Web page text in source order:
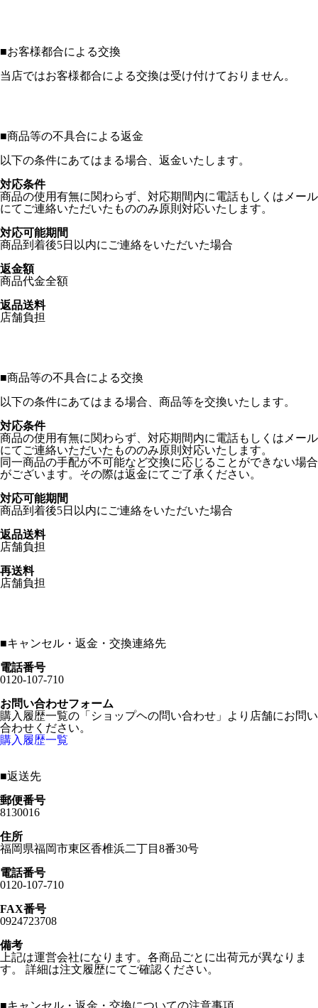
■お客様都合による交換
当店ではお客様都合による交換は受け付けておりません。
■商品等の不具合による返金
以下の条件にあてはまる場合、返金いたします。
対応条件
商品の使用有無に関わらず、対応期間内に電話もしくはメール
にてご連絡いただいたもののみ原則対応いたします。
対応可能期間
商品到着後5日以内にご連絡をいただいた場合
返金額
商品代金全額
返品送料
店舗負担
■商品等の不具合による交換
以下の条件にあてはまる場合、商品等を交換いたします。
対応条件
商品の使用有無に関わらず、対応期間内に電話もしくはメール
にてご連絡いただいたもののみ原則対応いたします。
同一商品の手配が不可能など交換に応じることができない場合
がございます。その際は返金にてご了承ください。
対応可能期間
商品到着後5日以内にご連絡をいただいた場合
返品送料
店舗負担
再送料
店舗負担
■キャンセル・返金・交換連絡先
電話番号
0120-107-710
お問い合わせフォーム
購入履歴一覧の「ショップヘの問い合わせ」より店舗にお問い
合わせください。
購入履歴一覧
■返送先
郵便番号
8130016
住所
福岡県福岡市東区香椎浜二丁目8番30号
電話番号
0120-107-710
FAX番号
0924723708
備考
上記は運営会社になります。各商品ごとに出荷元が異なりま
す。 詳細は注文履歴にてご確認ください。
■キャンセル・返金・交換についての注意事項